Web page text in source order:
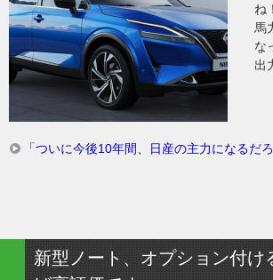
ね
馬
な
出
「ついに今後10年間、日産の主力になるだ
新型ノート、オプション付